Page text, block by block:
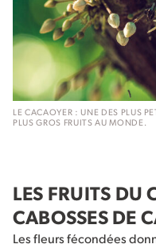
LE CACAOYER : UNE DES PLUS
PLUS GROS FRUITS AU MONDE.
LES FRUITS DU
CABOSSES DE
Les fleurs fécondées